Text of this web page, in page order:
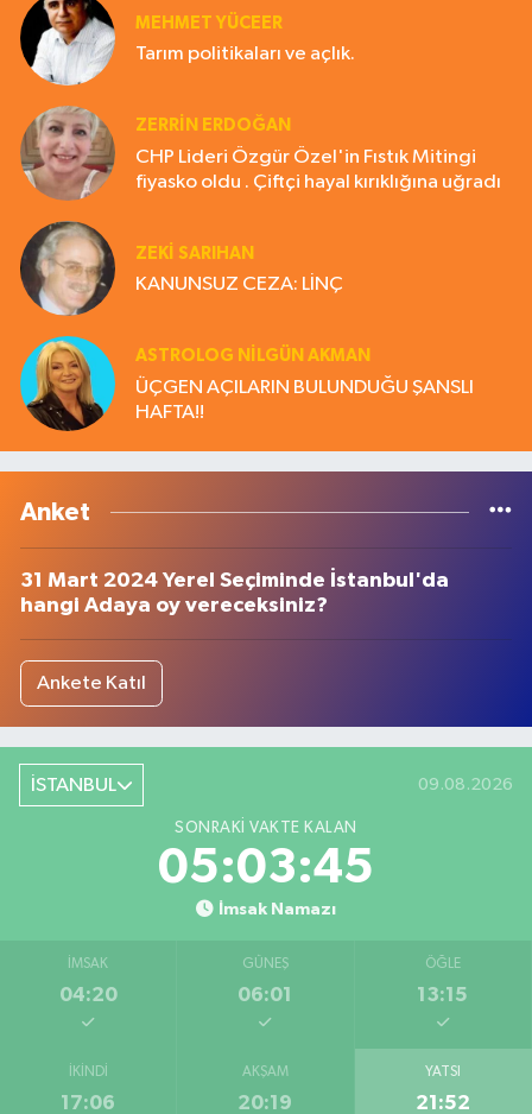
MEHMET YÜCEER
Tarım politikaları ve açlık.
ZERRIN ERDOĞAN
CHP Lideri Özgür Özel'in Fıstık Mitingi
fiyasko oldu . Çiftçi hayal kırıklığına uğradı
ZEKI SARIHAN
KANUNSUZ CEZA: LİNÇ
ASTROLOG NILGÜN AKMAN
ÜÇGEN AÇILARIN BULUNDUĞU ŞANSLI
HAFTA!!
Anket
31 Mart 2024 Yerel Seçiminde İstanbul'da
hangi Adaya oy vereceksiniz?
Ankete Katıl
İSTANBUL 09.08.2026
SONRAKI VAKTE KALAN
05:03:45
İmsak Namazı
İMSAK
04:20
GÜNEŞ
06:01
ÖĞLE
13:15
İKINDI
17:06
AKŞAM
20:19
YATSI
21:52